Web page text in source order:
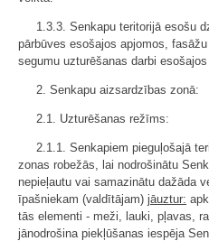
1.3.3. Senkapu teritorijā esošu
pārbūves esošajos apjomos,
segumu uzturēšanas darbi
2. Senkapu aizsardzības zonā:
2.1. Uzturēšanas režīms:
2.1.1. Senkapiem pieguļošajā
zonas robežās, lai nodrošinātu
nepieļautu vai samazinātu dažāda
īpašniekam (valdītājam) jāuztur:
tās elementi - meži, lauki, pļavas,
jānodrošina piekļūšanas iespēja